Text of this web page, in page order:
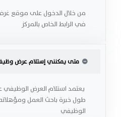
من خلال الدخول على موقع
في الرابط الخاص بالمركز
متى يمكنني إستلام عرض
يعتمد استلام العرض
طول خبرة باحث العمل
الوظيفي